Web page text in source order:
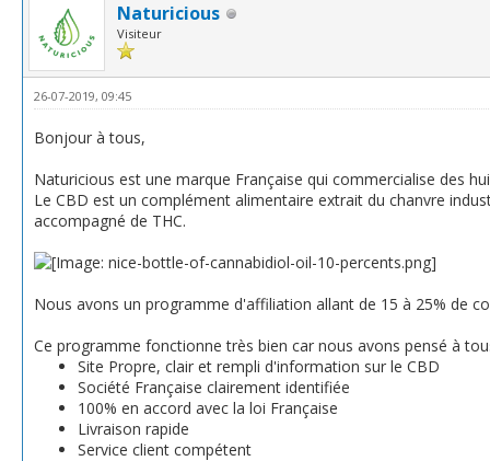
Naturicious
Visiteur
26-07-2019, 09:45
Bonjour à tous,
Naturicious est une marque Française qui commercialise des
Le CBD est un complément alimentaire extrait du chanvre
accompagné de THC.
Nous avons un programme d'affiliation allant de 15 à 25% de
Ce programme fonctionne très bien car nous avons pensé à
Site Propre, clair et rempli d'information sur le CBD
Société Française clairement identifiée
100% en accord avec la loi Française
Livraison rapide
Service client compétent